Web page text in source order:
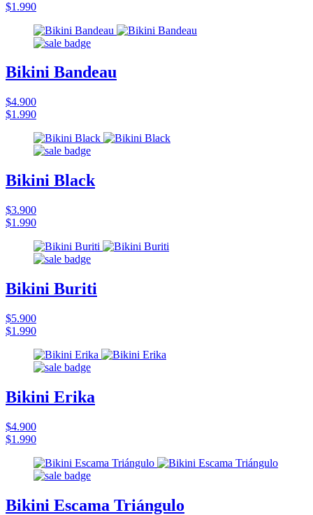
$1.990
Bikini Bandeau
$4.900
$1.990
Bikini Black
$3.900
$1.990
Bikini Buriti
$5.900
$1.990
Bikini Erika
$4.900
$1.990
Bikini Escama Triángulo